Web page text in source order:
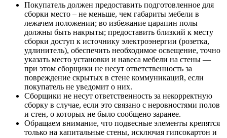
Покупатель должен предоставить подготовленное для
сборки место – не меньше, чем габариты мебели в
лежачем положении; во избежание царапин полы
должны быть накрыты; предоставить близкий к месту
сборки доступ к источнику электроэнергии (розетка,
удлинитель), обеспечить необходимое освещение, точно
указать место установки и навеса мебели на стены —
при этом сборщики не несут ответственность за
повреждение скрытых в стене коммуникаций, если
покупатель не уведомит о них.
Сборщики не несут ответственность за некорректную
сборку в случае, если это связано с неровностями полов
и стен, о которых не было сообщено заранее.
Обращаем внимание, что подвесные элементы крепятся
только на капитальные стены, исключая гипсокартон и